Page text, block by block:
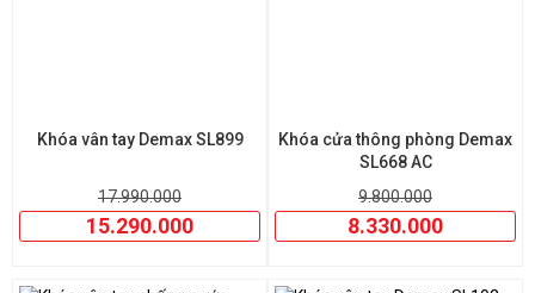
Khóa vân tay Demax SL899
17.990.000
15.290.000
Khóa cửa thông phòng Demax
SL668 AC
9.800.000
8.330.000